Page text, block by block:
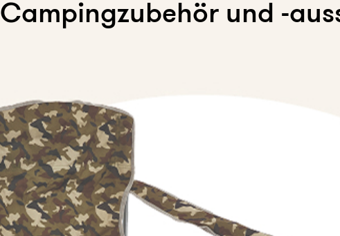
Campingzubehör und -